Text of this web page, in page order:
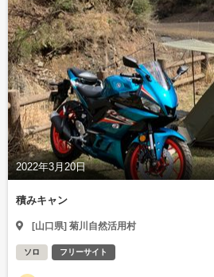
2022年3月20日
積みキャン
[山口県] 菊川自然活用村
ソロ フリーサイト